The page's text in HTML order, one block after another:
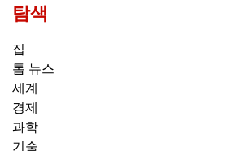
탐색
집
톱 뉴스
세계
경제
과학
기술